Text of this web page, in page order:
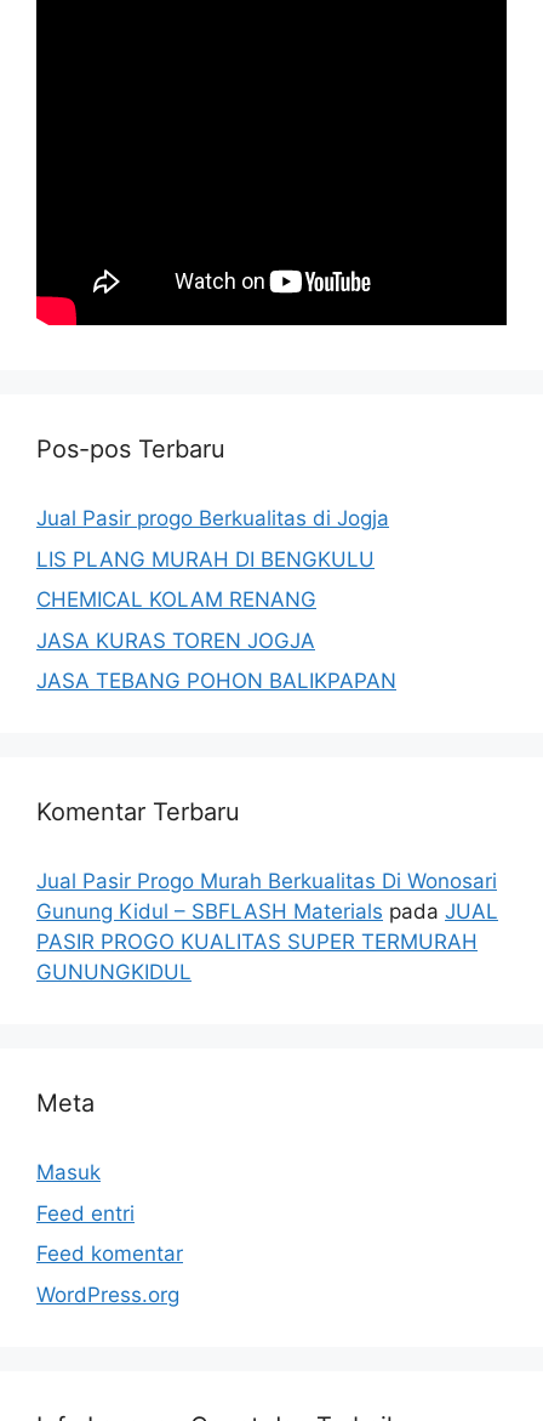
Pos-pos Terbaru
Jual Pasir progo Berkualitas di Jogja
LIS PLANG MURAH DI BENGKULU
CHEMICAL KOLAM RENANG
JASA KURAS TOREN JOGJA
JASA TEBANG POHON BALIKPAPAN
Komentar Terbaru
Jual Pasir Progo Murah Berkualitas Di Wonosari
Gunung Kidul – SBFLASH Materials pada JUAL
PASIR PROGO KUALITAS SUPER TERMURAH
GUNUNGKIDUL
Meta
Masuk
Feed entri
Feed komentar
WordPress.org